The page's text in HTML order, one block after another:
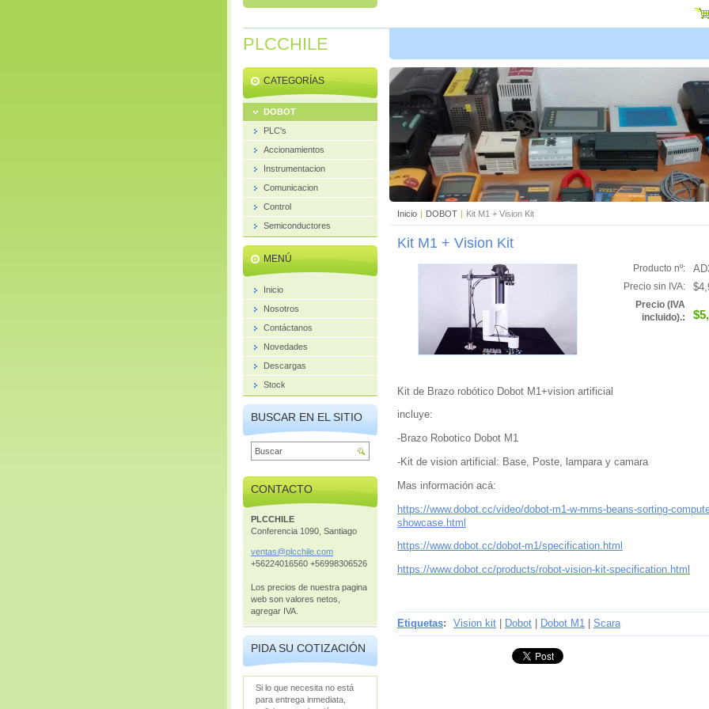
PLCCHILE
Inicio | DOBOT | Kit M1 + Vision Kit
Kit M1 + Vision Kit
Producto nº:
Precio sin IVA:
Precio (IVA
incluido).:
Kit de Brazo robótico Dobot M1+vision artificial
incluye:
-Brazo Robotico Dobot M1
-Kit de vision artificial: Base, Poste, lampara y camara
Mas información acá:
https://www.dobot.cc/video/dobot-m1-w-mms-beans-sorting-
showcase.html
https://www.dobot.cc/dobot-m1/specification.html
https://www.dobot.cc/products/robot-vision-kit-specification.html
Etiquetas: Vision kit Dobot Dobot M1 Scara
CATEGORÍAS
DOBOT
PLC's
Accionamientos
Instrumentacion
Comunicacion
Control
Semiconductores
MENÚ
Inicio
Nosotros
Contáctanos
Novedades
Descargas
Stock
BUSCAR EN EL SITIO
CONTACTO
PLCCHILE
Conferencia 1090, Santiago
ventas@plcchile. com
+56224016560 +56998306526
Los precios de nuestra pagina
web son valores netos,
agregar IVA.
PIDA SU COTIZACIÓN
Si lo que necesita no está
para entrega inmediata,